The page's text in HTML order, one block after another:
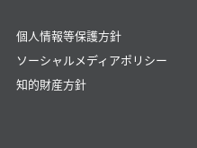
個人情報等保護方針
ソーシャルメディアポリシー
知的財産方針